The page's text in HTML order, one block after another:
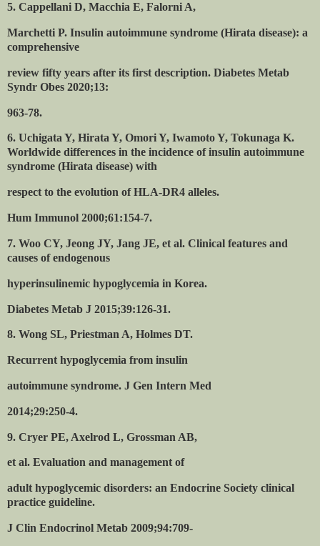
5. Cappellani D, Macchia E, Falorni A,
Marchetti P. Insulin autoimmune syndrome (Hirata disease): a
comprehensive
review fifty years after its first description. Diabetes Metab
Syndr Obes 2020;13:
963-78.
6. Uchigata Y, Hirata Y, Omori Y, Iwamoto Y, Tokunaga K.
Worldwide differences in the incidence of insulin autoimmune
syndrome (Hirata disease) with
respect to the evolution of HLA-DR4 alleles.
Hum Immunol 2000;61:154-7.
7. Woo CY, Jeong JY, Jang JE, et al. Clinical features and
causes of endogenous
hyperinsulinemic hypoglycemia in Korea.
Diabetes Metab J 2015;39:126-31.
8. Wong SL, Priestman A, Holmes DT.
Recurrent hypoglycemia from insulin
autoimmune syndrome. J Gen Intern Med
2014;29:250-4.
9. Cryer PE, Axelrod L, Grossman AB,
et al. Evaluation and management of
adult hypoglycemic disorders: an Endocrine Society clinical
practice guideline.
J Clin Endocrinol Metab 2009;94:709-